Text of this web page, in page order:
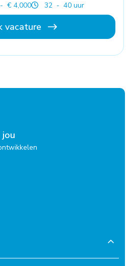
€ 4,000 32 - 40 uur
vacature